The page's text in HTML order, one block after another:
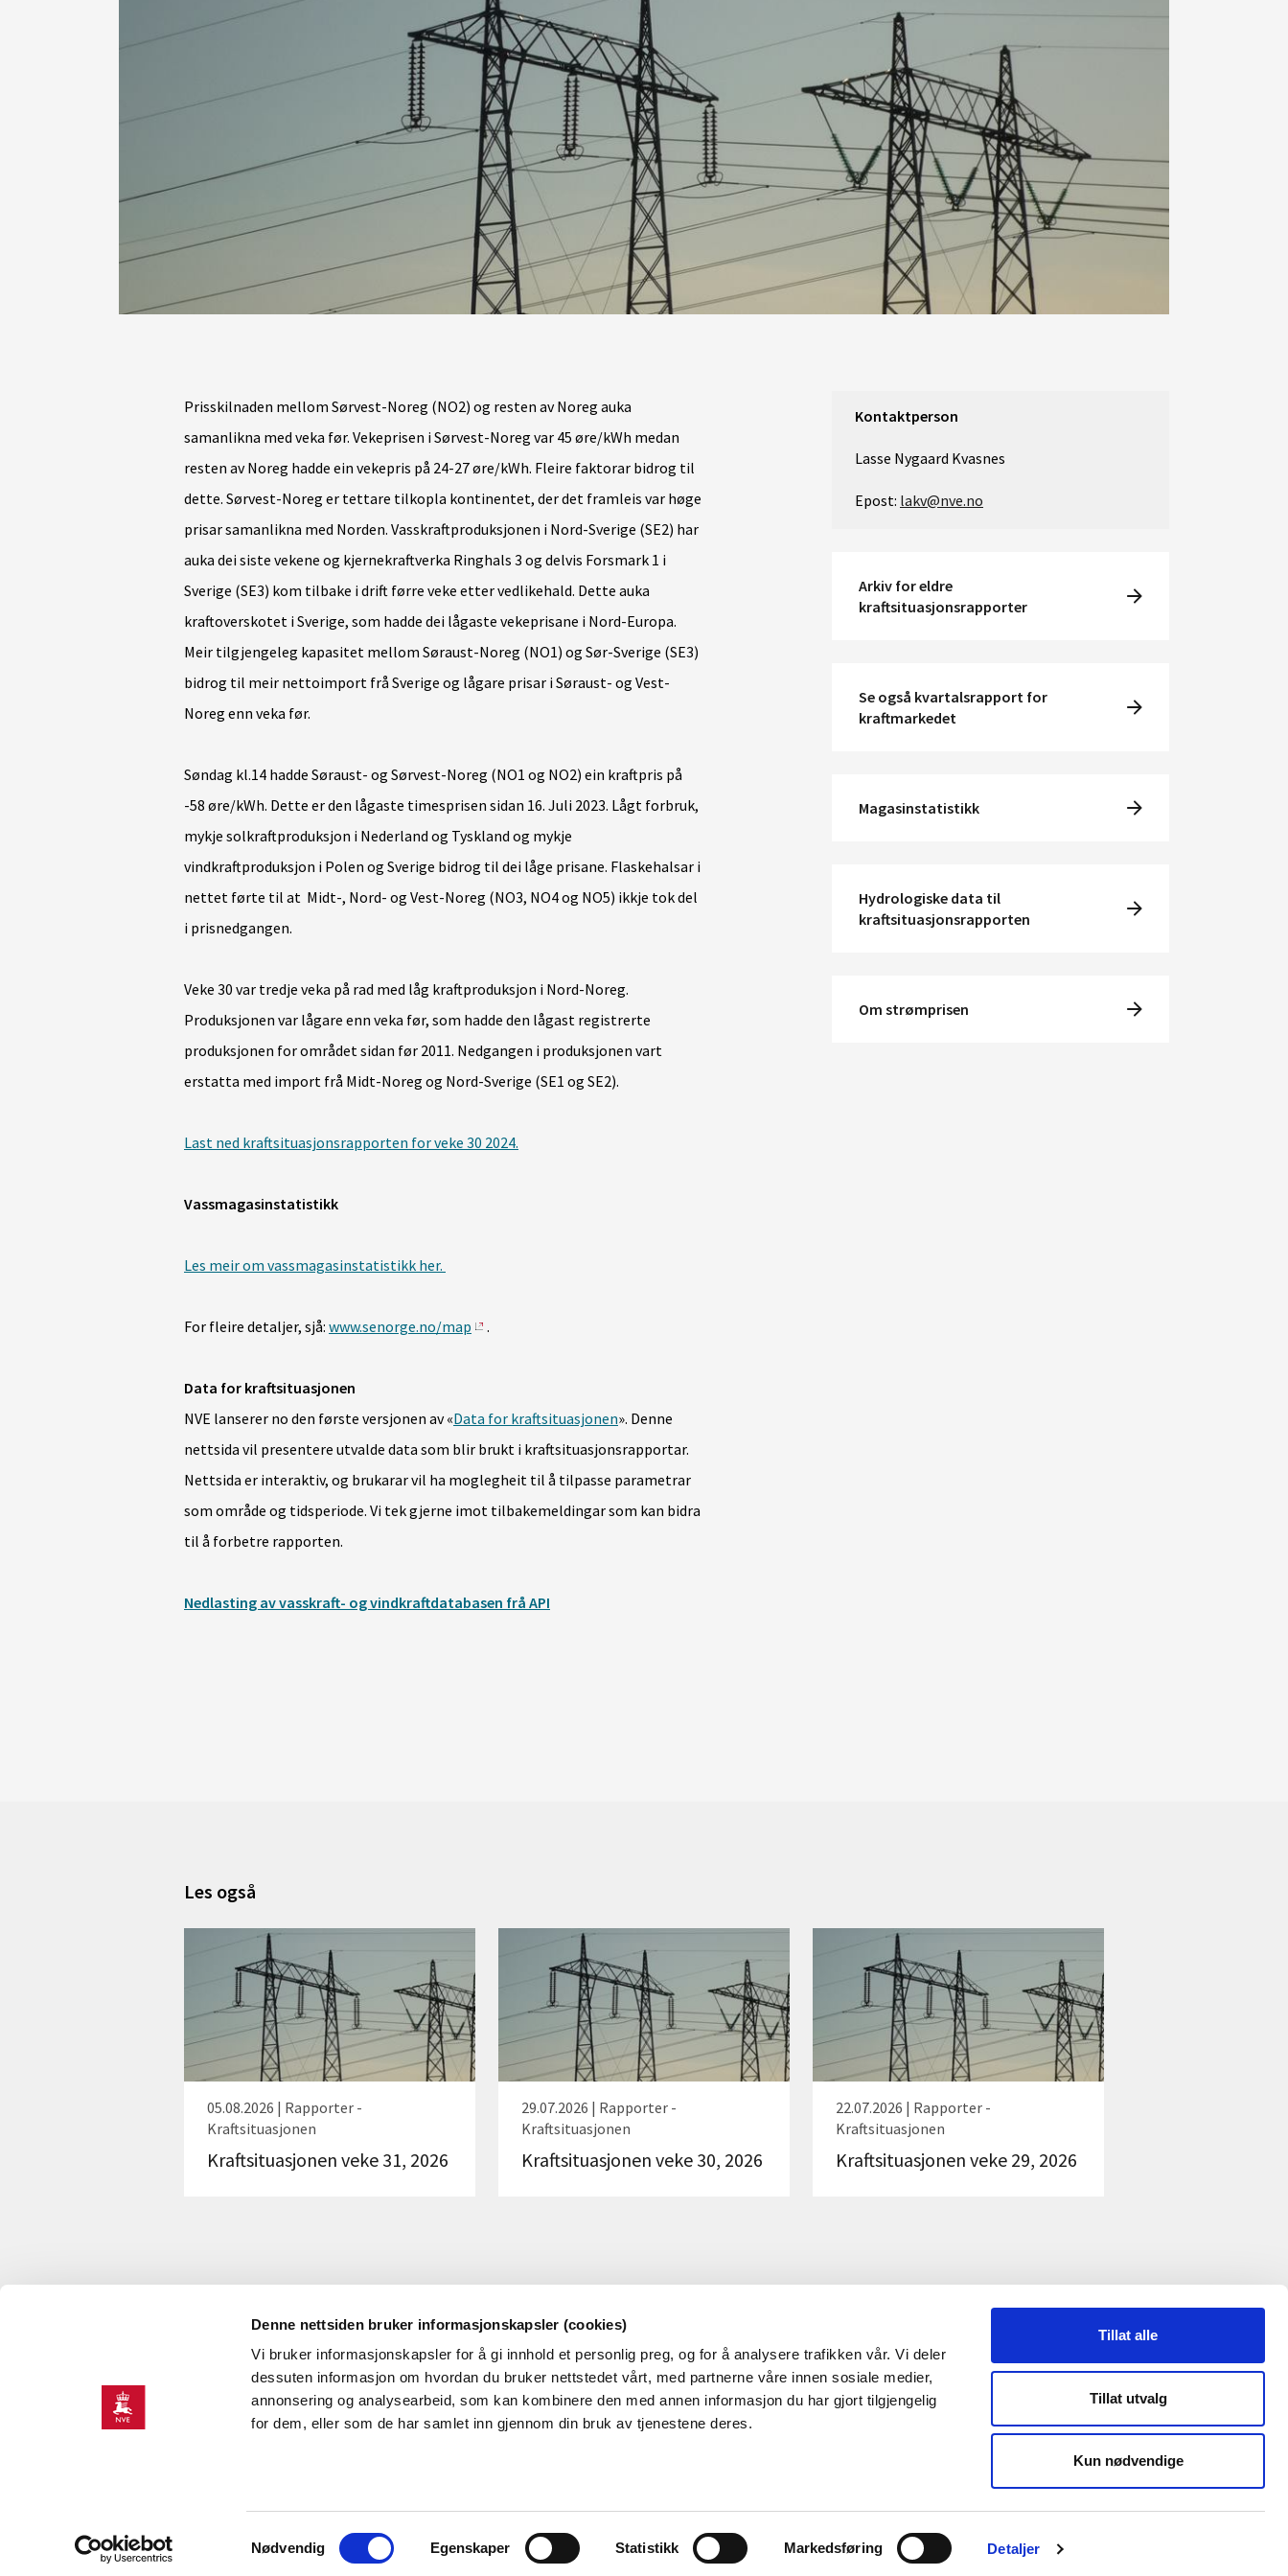
Denne nettsiden bruker informasjonskapsler (cookies)
Vi bruker informasjonskapsler for å gi innhold et personlig preg, og for å analysere trafikken vår. Vi deler
dessuten informasjon om hvordan du bruker nettstedet vårt, med partnerne våre innen sosiale medier,
annonsering og analysearbeid, som kan kombinere den med annen informasjon du har gjort tilgjengelig
for dem, eller som de har samlet inn gjennom din bruk av tjenestene deres.
Samtykkevalg
Nødvendig Egenskaper Statistikk Markedsføring Detaljer
Tillat alle
Tillat utvalg
Kun nødvendige
Prisskilnaden mellom Sørvest-Noreg (NO2) og resten av Noreg auka
samanlikna med veka før. Vekeprisen i Sørvest-Noreg var 45 øre/kWh medan
resten av Noreg hadde ein vekepris på 24-27 øre/kWh. Fleire faktorar bidrog til
dette. Sørvest-Noreg er tettare tilkopla kontinentet, der det framleis var høge
prisar samanlikna med Norden. Vasskraftproduksjonen i Nord-Sverige (SE2) har
auka dei siste vekene og kjernekraftverka Ringhals 3 og delvis Forsmark 1 i
Sverige (SE3) kom tilbake i drift førre veke etter vedlikehald. Dette auka
kraftoverskotet i Sverige, som hadde dei lågaste vekeprisane i Nord-Europa.
Meir tilgjengeleg kapasitet mellom Søraust-Noreg (NO1) og Sør-Sverige (SE3)
bidrog til meir nettoimport frå Sverige og lågare prisar i Søraust- og Vest-
Noreg enn veka før.
Søndag kl.14 hadde Søraust- og Sørvest-Noreg (NO1 og NO2) ein kraftpris på
-58 øre/kWh. Dette er den lågaste timesprisen sidan 16. Juli 2023. Lågt forbruk,
mykje solkraftproduksjon i Nederland og Tyskland og mykje
vindkraftproduksjon i Polen og Sverige bidrog til dei låge prisane. Flaskehalsar i
nettet førte til at Midt-, Nord- og Vest-Noreg (NO3, NO4 og NO5) ikkje tok del
i prisnedgangen.
Veke 30 var tredje veka på rad med låg kraftproduksjon i Nord-Noreg.
Produksjonen var lågare enn veka før, som hadde den lågast registrerte
produksjonen for området sidan før 2011. Nedgangen i produksjonen vart
erstatta med import frå Midt-Noreg og Nord-Sverige (SE1 og SE2).
Last ned kraftsituasjonsrapporten for veke 30 2024.
Vassmagasinstatistikk
Les meir om vassmagasinstatistikk her.
For fleire detaljer, sjå: www.senorge.no/map .
Data for kraftsituasjonen
NVE lanserer no den første versjonen av «Data for kraftsituasjonen». Denne
nettsida vil presentere utvalde data som blir brukt i kraftsituasjonsrapportar.
Nettsida er interaktiv, og brukarar vil ha moglegheit til å tilpasse parametrar
som område og tidsperiode. Vi tek gjerne imot tilbakemeldingar som kan bidra
til å forbetre rapporten.
Nedlasting av vasskraft- og vindkraftdatabasen frå API
Kontaktperson
Lasse Nygaard Kvasnes
Epost: lakv@nve.no
Arkiv for eldre
kraftsituasjonsrapporter
Se også kvartalsrapport for
kraftmarkedet
Magasinstatistikk
Hydrologiske data til
kraftsituasjonsrapporten
Om strømprisen
Les også
05.08.2026 | Rapporter -
Kraftsituasjonen
Kraftsituasjonen veke 31, 2026
29.07.2026 | Rapporter -
Kraftsituasjonen
Kraftsituasjonen veke 30, 2026
22.07.2026 | Rapporter -
Kraftsituasjonen
Kraftsituasjonen veke 29, 2026
KONTAKT OSS OM NVE
Om NVE
Kalender
OM NETTSTEDET
Personvern og cookies
RME
Reguleringsmyndigheten